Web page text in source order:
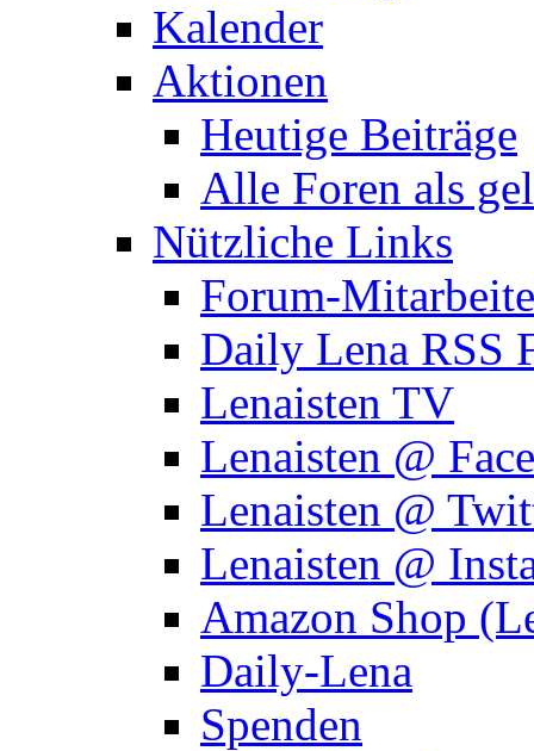
Kalender
Aktionen
Heutige Beiträge
Alle Foren als
Nützliche Links
Forum-
Daily Lena RSS
Lenaisten TV
Lenaisten @
Lenaisten @
Lenaisten @
Amazon Shop
Daily-Lena
Spenden